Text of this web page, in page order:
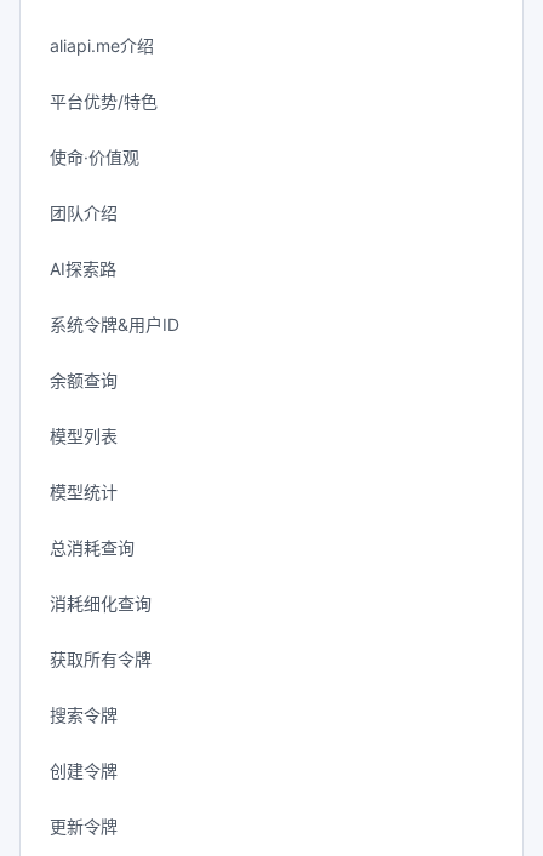
aliapi.me介绍
平台优势/特色
使命·价值观
团队介绍
AI探索路
系统令牌&用户ID
余额查询
模型列表
模型统计
总消耗查询
消耗细化查询
获取所有令牌
搜索令牌
创建令牌
更新令牌